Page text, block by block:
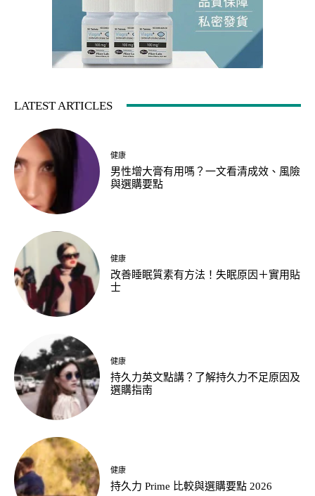
LATEST ARTICLES
健康
男性增大膏有用嗎？一文看清成效、風險
與選購要點
健康
改善睡眠質素有方法！失眠原因＋實用貼
士
健康
持久力英文點講？了解持久力不足原因及
選購指南
健康
持久力 Prime 比較與選購要點 2026